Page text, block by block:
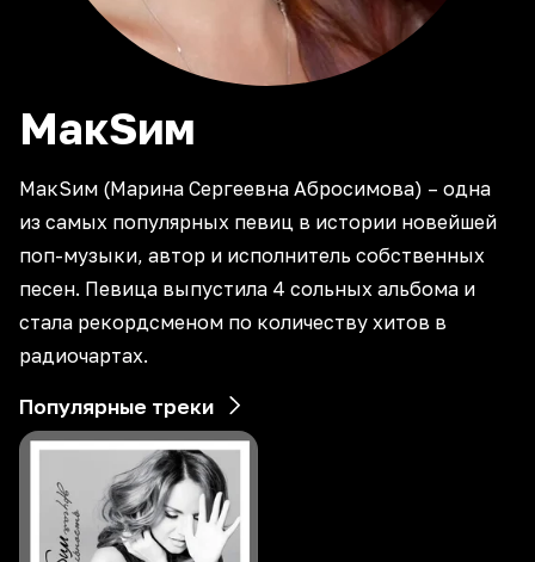
МакSим
МакSим (Марина Сергеевна Абросимова) – одна
из самых популярных певиц в истории новейшей
поп-музыки, автор и исполнитель собственных
песен. Певица выпустила 4 сольных альбома и
стала рекордсменом по количеству хитов в
радиочартах.
Популярные треки